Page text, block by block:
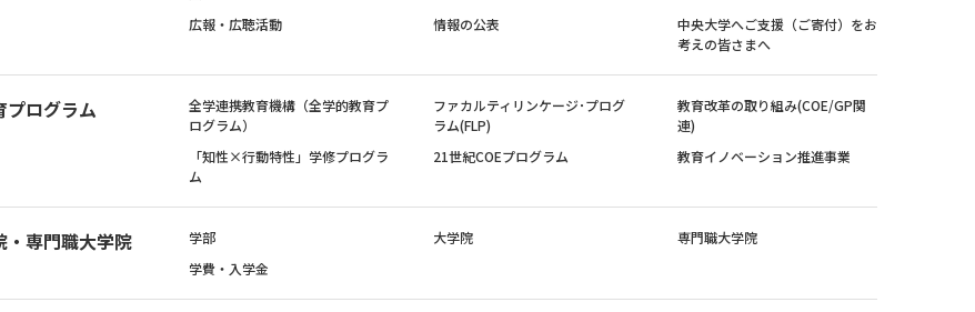
広報・広聴活動 情報の公表
中央大学へご支援（ご寄付）をお
考えの皆さまへ
プログラム
全学連携教育機構（全学的教育プ
ログラム）
ファカルティリンケージ･プログ
ラム(FLP)
教育改革の取り組み(COE/GP関
連)
「知性×行動特性」学修プログラ
ム
21世紀COEプログラム 教育イノベーション推進事業
・専門職大学院 学部 大学院
専門職大学院
学費・入学金